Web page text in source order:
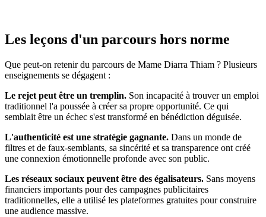
Les leçons d'un parcours hors norme
Que peut-on retenir du parcours de Mame Diarra Thiam ? Plusieurs
enseignements se dégagent :
Le rejet peut être un tremplin. Son incapacité à trouver un emploi
traditionnel l'a poussée à créer sa propre opportunité. Ce qui
semblait être un échec s'est transformé en bénédiction déguisée.
L'authenticité est une stratégie gagnante. Dans un monde de
filtres et de faux-semblants, sa sincérité et sa transparence ont créé
une connexion émotionnelle profonde avec son public.
Les réseaux sociaux peuvent être des égalisateurs. Sans moyens
financiers importants pour des campagnes publicitaires
traditionnelles, elle a utilisé les plateformes gratuites pour construire
une audience massive.